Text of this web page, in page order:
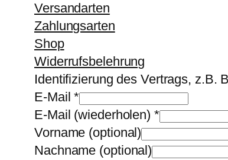
Versandarten
Zahlungsarten
Shop
Widerrufsbelehrung
Identifizierung des Vertrags, z.B.
E-Mail*
E-Mail (wiederholen) *
Vorname (optional)
Nachname (optional)